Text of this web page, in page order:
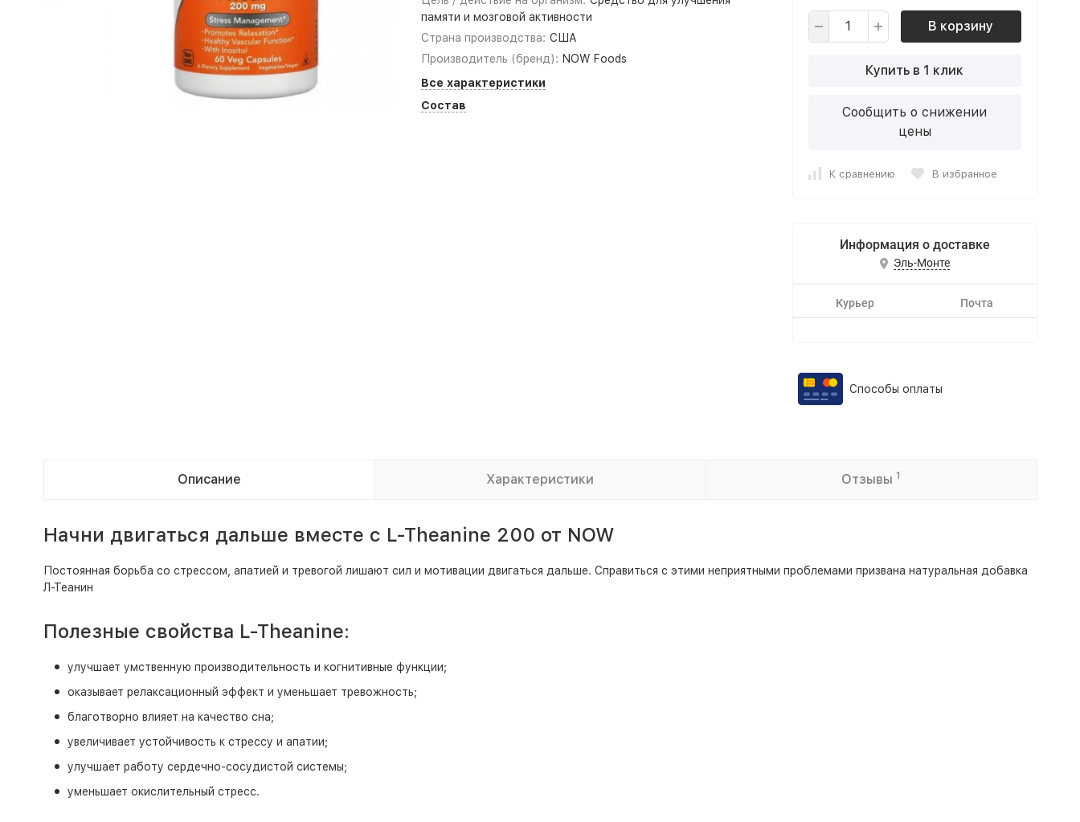
памяти и мозговой активности
Страна производства: США
Производитель (бренд): NOW Foods
Все характеристики
Состав
В корзину
Купить в 1 клик
Сообщить о снижении
цены
К сравнению В избранное
Информация о доставке
Эль-Монте
Курьер Почта
Способы оплаты
Описание Характеристики Отзывы 1
Начни двигаться дальше вместе с L-Theanine 200 от NOW
Постоянная борьба со стрессом, апатией и тревогой лишают сил и мотивации двигаться дальше. Справиться с этими неприятными проблемами призвана натуральная добавка
Л-Теанин
Полезные свойства L-Theanine:
улучшает умственную производительность и когнитивные функции;
оказывает релаксационный эффект и уменьшает тревожность;
благотворно влияет на качество сна;
увеличивает устойчивость к стрессу и апатии;
улучшает работу сердечно-сосудистой системы;
уменьшает окислительный стресс.